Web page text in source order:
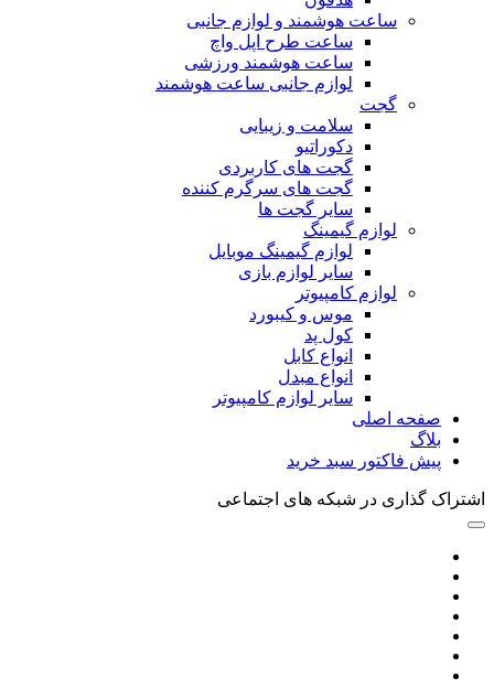
ساعت هوشمند و لوازم جانبی
ساعت طرح اپل واچ
ساعت هوشمند ورزشی
لوازم جانبی ساعت هوشمند
گجت
سلامت و زیبایی
دکوراتیو
گجت های کاربردی
گجت های سرگرم کننده
سایر گجت ها
لوازم گیمینگ
لوازم گیمینگ موبایل
سایر لوازم بازی
لوازم کامپیوتر
موس و کیبورد
کول پد
انواع کابل
انواع مبدل
سایر لوازم کامپیوتر
صفحه اصلی
بلاگ
پیش فاکتور سبد خرید
اشتراک گذاری در شبکه های اجتماعی